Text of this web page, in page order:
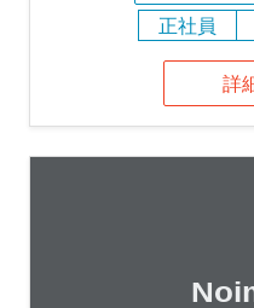
正社員
詳